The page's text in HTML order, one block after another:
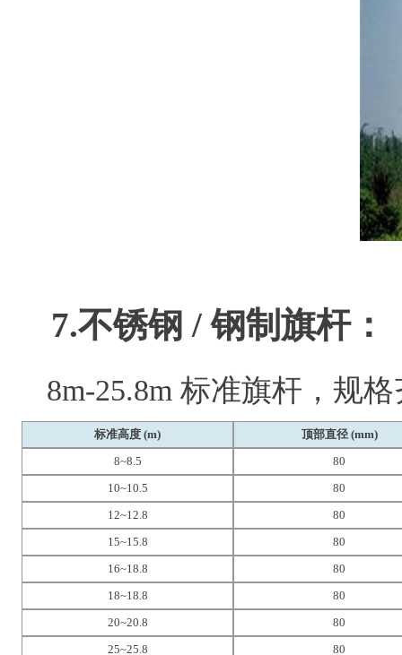
7.不锈钢 / 钢制旗杆：
8m-25.8m 标准旗杆，规
标准高度 (m) 顶部直径(mm)
8~8.5
80
10~10.5
80
12~12.8
80
15~15.8
80
16~18.8
80
18~18.8
80
20~20.8
80
25~25.8
80